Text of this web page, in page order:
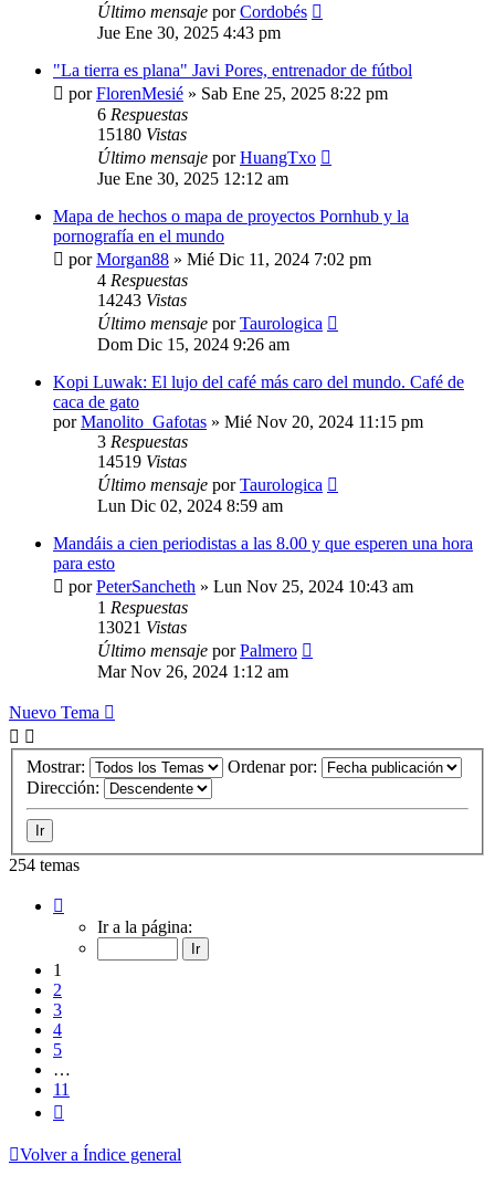
Último mensaje porCordobés
Jue Ene 30, 2025 4:43 pm
"La tierra es plana" Javi Pores, entrenador de fútbol
porFlorenMesié » Sab Ene 25, 2025 8:22 pm
6 Respuestas
15180 Vistas
Último mensaje porHuangTxo
Jue Ene 30, 2025 12:12 am
Mapa de hechos o mapa de proyectos Pornhub y la
pornografía en el mundo
porMorgan88 » Mié Dic 11, 2024 7:02 pm
4 Respuestas
14243 Vistas
Último mensaje porTaurologica
Dom Dic 15, 2024 9:26 am
Kopi Luwak: El lujo del café más caro del mundo. Café de
caca de gato
porManolito_Gafotas » Mié Nov 20, 2024 11:15 pm
3 Respuestas
14519 Vistas
Último mensaje porTaurologica
Lun Dic 02, 2024 8:59 am
Mandáis a cien periodistas a las 8.00 y que esperen una hora
para esto
porPeterSancheth » Lun Nov 25, 2024 10:43 am
1 Respuestas
13021 Vistas
Último mensaje porPalmero
Mar Nov 26, 2024 1:12 am
Nuevo Tema
Mostrar:
Ordenar por:
Dirección:
254 temas
Ir a la página:
1
2
3
4
5
…
11
Volver a Índice general